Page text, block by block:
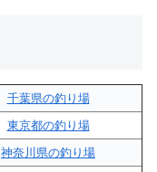
千葉県の釣り場
東京都の釣り場
神奈川県の釣り場